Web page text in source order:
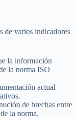
de varios indicadores
la información
la norma ISO
actual
de brechas entre
la norma.